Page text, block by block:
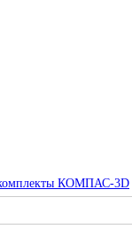
КОМПАС-3D